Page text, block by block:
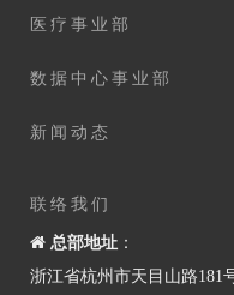
医疗事业部
数据中心事业部
新闻动态
联络我们
 总部地址 ：
浙江省杭州市天目山路181